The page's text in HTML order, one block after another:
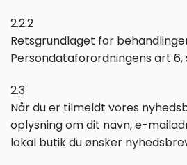
2.2.2
Retsgrundlaget for
Persondataforordningens art 6,
2.3
Når du er tilmeldt vores
oplysning om dit navn, e-
lokal butik du ønsker